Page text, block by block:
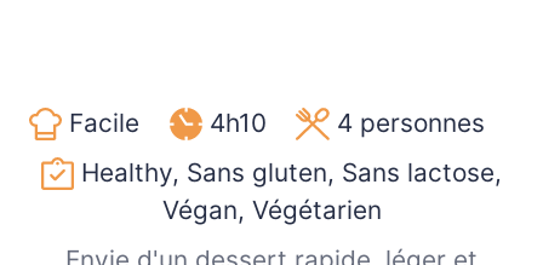
Facile 4h10 4 personnes
Healthy, Sans gluten, Sans lactose,
Végan, Végétarien